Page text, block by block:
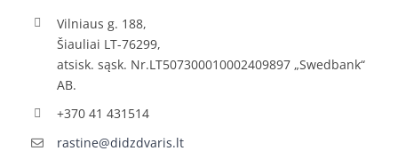
Vilniaus g. 188,
Šiauliai LT-76299,
atsisk. sąsk. Nr.LT507300010002409897 „Swedbank“
AB.
+370 41 431514
rastine@didzdvaris.lt